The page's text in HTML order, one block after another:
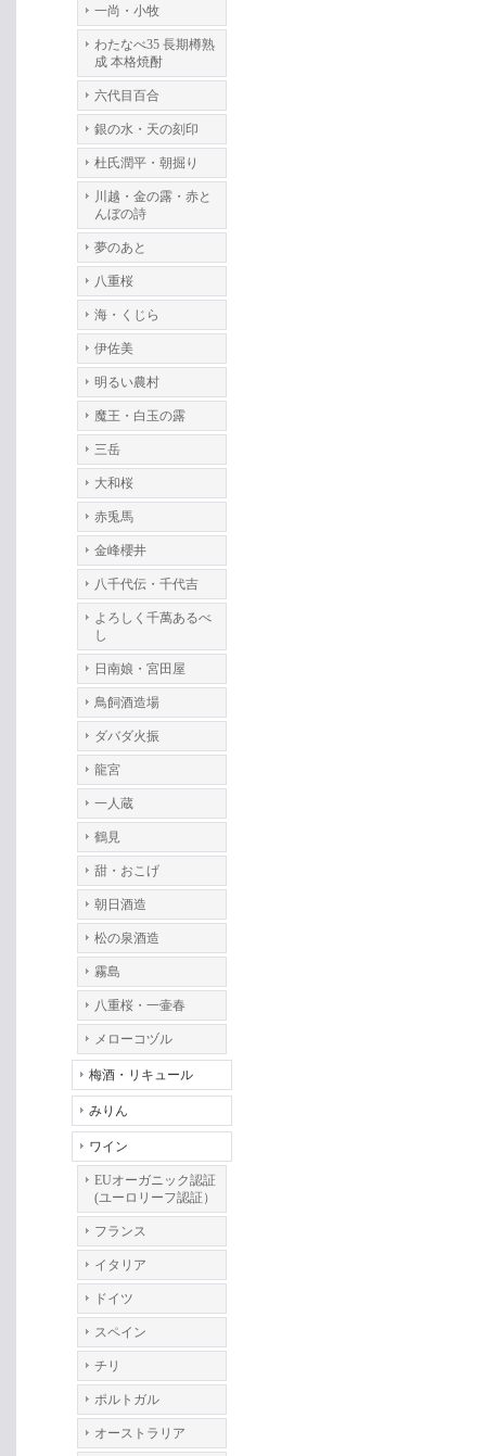
一尚・小牧
わたなべ35 長期樽熟
成 本格焼酎
六代目百合
銀の水・天の刻印
杜氏潤平・朝掘り
川越・金の露・赤と
んぼの詩
夢のあと
八重桜
海・くじら
伊佐美
明るい農村
魔王・白玉の露
三岳
大和桜
赤兎馬
金峰櫻井
八千代伝・千代吉
よろしく千萬あるべ
し
日南娘・宮田屋
鳥飼酒造場
ダバダ火振
龍宮
一人蔵
鶴見
甜・おこげ
朝日酒造
松の泉酒造
霧島
八重桜・一壷春
メローコヅル
梅酒・リキュール
みりん
ワイン
EUオーガニック認証
(ユーロリーフ認証）
フランス
イタリア
ドイツ
スペイン
チリ
ポルトガル
オーストラリア